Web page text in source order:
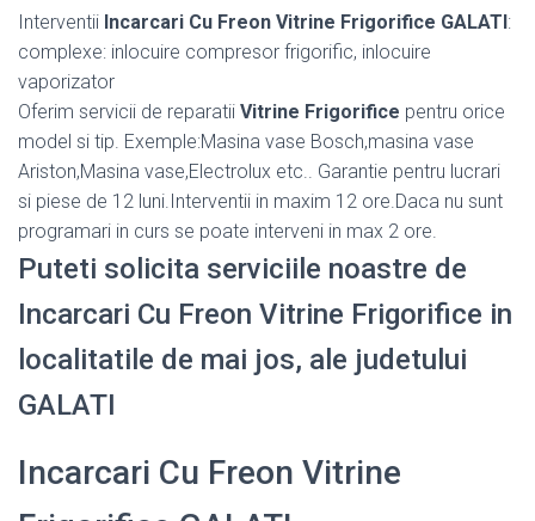
Interventii Incarcari Cu Freon Vitrine Frigorifice GALATI:
complexe: inlocuire compresor frigorific, inlocuire
vaporizator
Oferim servicii de reparatii Vitrine Frigorifice pentru orice
model si tip. Exemple:Masina vase Bosch,masina vase
Ariston,Masina vase,Electrolux etc.. Garantie pentru lucrari
si piese de 12 luni.Interventii in maxim 12 ore.Daca nu sunt
programari in curs se poate interveni in max 2 ore.
Puteti solicita serviciile noastre de
Incarcari Cu Freon Vitrine Frigorifice in
localitatile de mai jos, ale judetului
GALATI
Incarcari Cu Freon Vitrine